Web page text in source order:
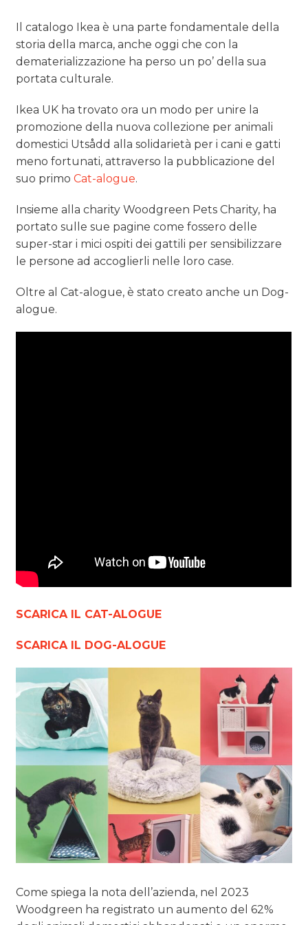
Il catalogo Ikea è una parte fondamentale della
storia della marca, anche oggi che con la
dematerializzazione ha perso un po’ della sua
portata culturale.
Ikea UK ha trovato ora un modo per unire la
promozione della nuova collezione per animali
domestici Utsådd alla solidarietà per i cani e gatti
meno fortunati, attraverso la pubblicazione del
suo primoCat-alogue.
Insieme alla charity Woodgreen Pets Charity, ha
portato sulle sue pagine come fossero delle
super-star i mici ospiti dei gattili per sensibilizzare
le persone ad accoglierli nelle loro case.
Oltre al Cat-alogue, è stato creato anche un Dog-
alogue.
SCARICA IL CAT-ALOGUE
SCARICA IL DOG-ALOGUE
Come spiega la nota dell’azienda, nel 2023
Woodgreen ha registrato un aumento del 62%